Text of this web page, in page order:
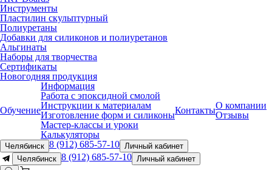
Инструменты
Пластилин скульптурный
Полиуретаны
Добавки для силиконов и полиуретанов
Альгинаты
Наборы для творчества
Сертификаты
Новогодняя продукция
Обучение
Информация
Работа с эпоксидной смолой
Инструкции к материалам
Изготовление форм и силиконы
Мастер-классы и уроки
Калькуляторы
КонтактыО компании
Отзывы
Челябинск 8 (912) 685-57-10 Личный кабинет
Челябинск 8 (912) 685-57-10 Личный кабинет